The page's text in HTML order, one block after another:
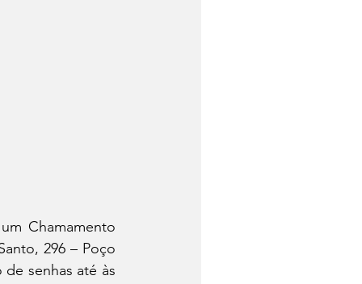
Chamamento
296 – Poço
senhas até às